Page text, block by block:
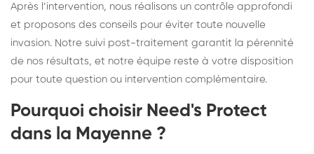
Après l’intervention, nous réalisons un contrôle approfondi
et proposons des conseils pour éviter toute nouvelle
invasion. Notre suivi post-traitement garantit la pérennité
de nos résultats, et notre équipe reste à votre disposition
pour toute question ou intervention complémentaire.
Pourquoi choisir Need's Protect
dans la Mayenne ?